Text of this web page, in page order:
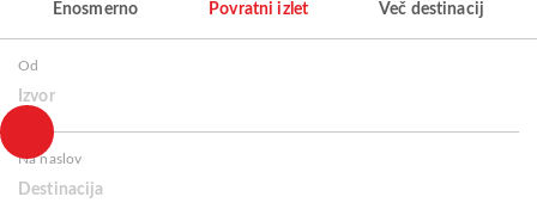
Enosmerno Povratni izlet Več destinacij
Od
Izvor
Na naslov
Destinacija